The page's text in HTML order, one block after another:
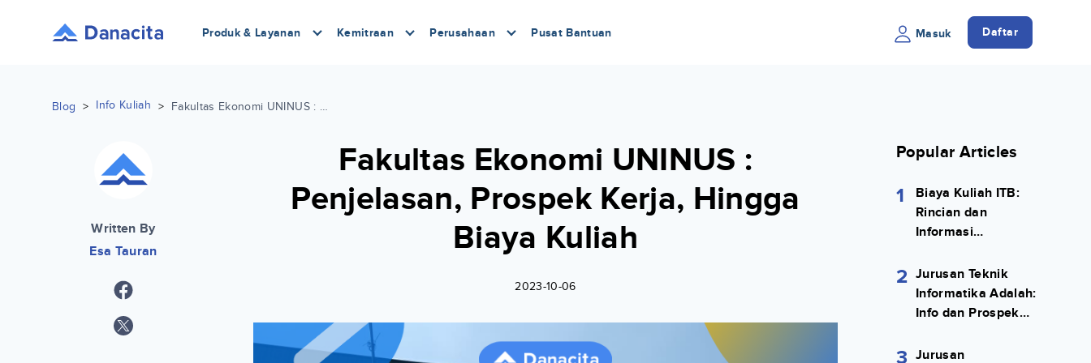
Produk & Layanan Kemitraan Perusahaan Pusat Bantuan Masuk Daftar
Blog > Info Kuliah > Fakultas Ekonomi UNINUS : Penjelasan, Prospek Kerja, Hingga Biaya Kuliah
Written By
Esa Tauran
Fakultas Ekonomi UNINUS :
Penjelasan, Prospek Kerja, Hingga
Biaya Kuliah
2023-10-06
Popular Articles
1
Biaya Kuliah ITB:
Rincian dan
Informasi
2 Jurusan Teknik
Informatika Adalah:
Info dan Prospek
3 Jurusan